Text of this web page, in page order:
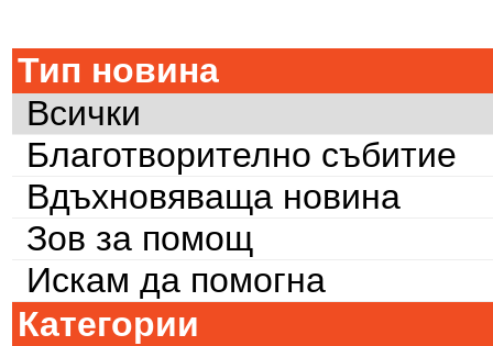
Тип новина
Всички
Благотворително събитие
Вдъхновяваща новина
Зов за помощ
Искам да помогна
Категории